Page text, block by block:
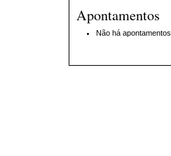
Apontamentos
Não há apontamentos.